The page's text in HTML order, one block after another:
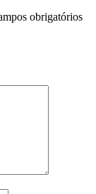
obrigatórios